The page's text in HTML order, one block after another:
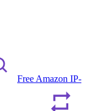
Free Amazon IP-